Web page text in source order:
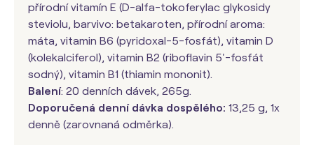
přírodní vitamín E (D-alfa-tokoferylac glykosidy
steviolu, barvivo: betakaroten, přírodní aroma:
máta, vitamin B6 (pyridoxal-5-fosfát), vitamin D
(kolekalciferol), vitamin B2 (riboflavin 5'-fosfát
sodný), vitamin B1 (thiamin mononit).
Balení: 20 denních dávek, 265g.
Doporučená denní dávka dospělého: 13,25 g, 1x
denně (zarovnaná odměrka).